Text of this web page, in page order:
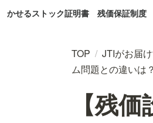
かせるストック証明書 残価保証制度
TOP / JTIがお届
ム問題との違いは
【残